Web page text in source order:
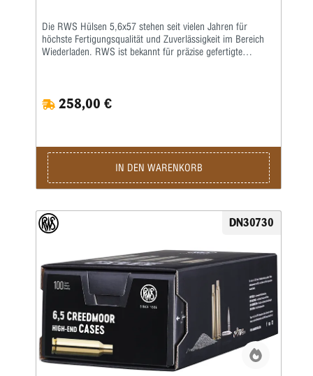
Die RWS Hülsen 5,6x57 stehen seit vielen Jahren für
höchste Fertigungsqualität und Zuverlässigkeit im Bereich
Wiederladen. RWS ist bekannt für präzise gefertigte
exakte Maßhaltigkeit und die hervorragende
Verarbeitungsqualität dieser Hülsen. Die RWS Hülsen
gesamten Produktion. Dadurch entsteht eine besonders
gleichmäßige Hülsengeometrie, die eine zuverlässige
Zündung sowie konstante Schussleistungen ermöglicht.
Gleichzeitig sorgt das robuste Material dafür, dass die
wichtiger Vorteil für Wiederlader, die Wert auf Präzision
und Wirtschaftlichkeit legen. Dank der präzisen Fertigung
Sportschützen und Wiederlader, die das volle Potential der
Patrone ausschöpfen möchten. Die saubere Verarbeitung
erleichtert zudem das Kalibrieren, Laden und
Nachbearbeiten der Hülsen. Wer Wert auf gleichbleibende
Qualität und präzise Wiederladeergebnisse legt, trifft mit
100 RWS Hülsen 5,6x57 eine zuverlässige Wahl für
hochwertige Munition im Kaliber 5,6x57.
258,00 €
IN DEN WARENKORB
DN30730